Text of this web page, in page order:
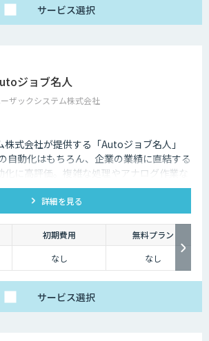
サービス選択
ジョブ名人
ザックシステム株式会社
式会社が提供する「Autoジョブ名人」
自動化はもちろん、企業の業績に直結する
化に高評価。複雑な処理やアナログ作業な
高い受注業務をデジタル化・自動化し、DX
しょう。詳細を見る
初期費用
無料プラン
なし なし
サービス選択